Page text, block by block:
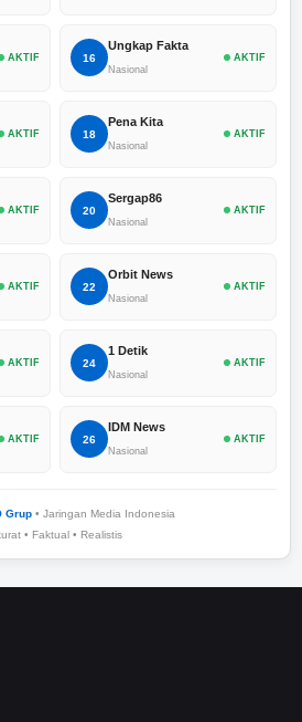
AKTIF 16
Ungkap Fakta
Nasional
AKTIF
AKTIF 18
Pena Kita
Nasional
AKTIF
AKTIF 20
Sergap86
Nasional
AKTIF
AKTIF 22
Orbit News
Nasional
AKTIF
AKTIF 24
1 Detik
Nasional
AKTIF
AKTIF 26
IDM News
Nasional
AKTIF
Grup • Jaringan Media Indonesia
• Faktual • Realistis